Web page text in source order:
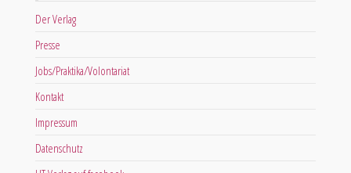
Der Verlag
Presse
Jobs/Praktika/Volontariat
Kontakt
Impressum
Datenschutz